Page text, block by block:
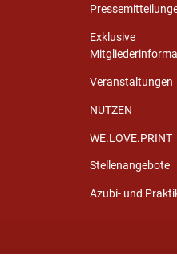
Exklusive
Veranstaltungen
NUTZEN
WE.LOVE.PRINT
Stellenangebote
Azubi- und